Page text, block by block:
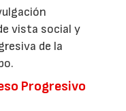
vista social y
de la
Progresivo